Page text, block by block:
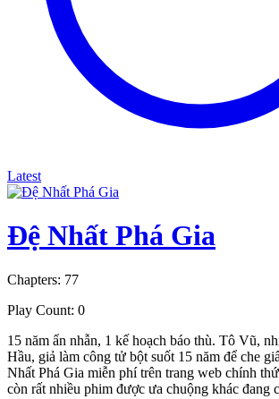
Latest
Đệ Nhất Phá Gia
Chapters: 77
Play Count: 0
15 năm ẩn nhẫn, 1 kế hoạch báo thù. Tô Vũ,
Hầu, giả làm công tử bột suốt 15 năm để che
Nhất Phá Gia miễn phí trên trang web chính
còn rất nhiều phim được ưa chuộng khác đang